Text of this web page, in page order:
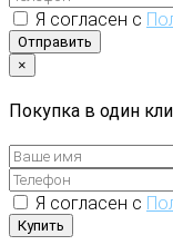
Я согласен с
Отправить
×
Покупка в один
Я согласен с
Купить